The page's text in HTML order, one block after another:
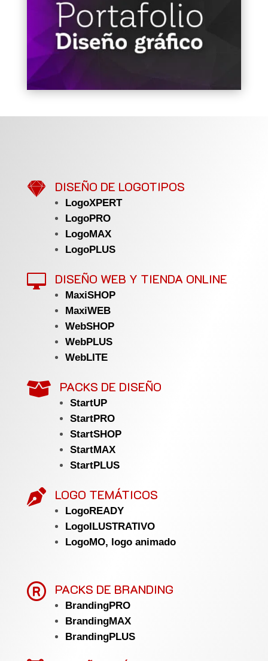
 DISEÑO DE LOGOTIPOS
LogoXPERT
LogoPRO
LogoMAX
LogoPLUS
 DISEÑO WEB Y TIENDA ONLINE
MaxiSHOP
MaxiWEB
WebSHOP
WebPLUS
WebLITE
 PACKS DE DISEÑO
StartUP
StartPRO
StartSHOP
StartMAX
StartPLUS
 LOGO TEMÁTICOS
LogoREADY
LogoILUSTRATIVO
LogoMO, logo animado
 PACKS DE BRANDING
BrandingPRO
BrandingMAX
BrandingPLUS